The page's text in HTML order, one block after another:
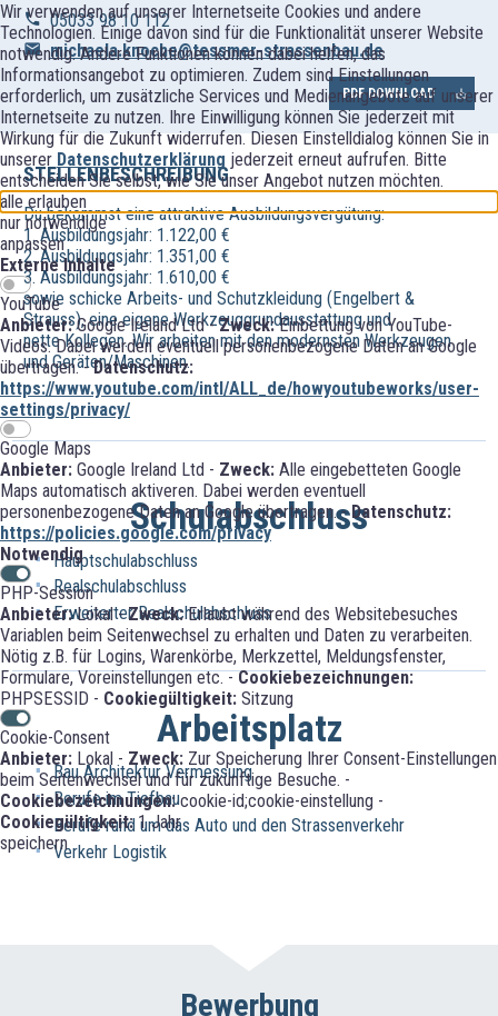
Wir verwenden auf unserer Internetseite Cookies und andere
Technologien. Einige davon sind für die Funktionalität unserer Website
notwendig. Andere Funktionen können dabei helfen, das
Informationsangebot zu optimieren. Zudem sind Einstellungen
erforderlich, um zusätzliche Services und Medienangebote auf unserer
Internetseite zu nutzen. Ihre Einwilligung können Sie jederzeit mit
Wirkung für die Zukunft widerrufen. Diesen Einstelldialog können Sie in
unserer Datenschutzerklärung jederzeit erneut aufrufen. Bitte
entscheiden Sie selbst, wie Sie unser Angebot nutzen möchten.
alle erlauben
nur notwendige
anpassen
Externe Inhalte
YouTube
Anbieter:Google Ireland Ltd -Zweck:Einbettung von YouTube-
Videos. Dabei werden eventuell personenbezogene Daten an Google
übertragen. -Datenschutz:
https://www.youtube.com/intl/ALL_de/howyoutubeworks/user-
settings/privacy/
Google Maps
Anbieter: Google Ireland Ltd - Zweck: Alle eingebetteten Google
Maps automatisch aktiveren. Dabei werden eventuell
personenbezogene Daten an Google übertragen. - Datenschutz:
https://policies.google.com/privacy
Notwendig
PHP-Session
Anbieter:Lokal -Zweck:Erlaubt während des Websitebesuches
Variablen beim Seitenwechsel zu erhalten und Daten zu verarbeiten.
Nötig z.B. für Logins, Warenkörbe, Merkzettel, Meldungsfenster,
Formulare, Voreinstellungen etc. -Cookiebezeichnungen:
PHPSESSID - Cookiegültigkeit: Sitzung
Cookie-Consent
Anbieter: Lokal - Zweck: Zur Speicherung Ihrer Consent-Einstellungen
beim Seitenwechsel und für zukünftige Besuche. -
Cookiebezeichnungen:cookie-id;cookie-einstellung -
Cookiegültigkeit:1 Jahr
speichern
05033 98 10 112
michaela.knoche@tessmer-strassenbau.de
PDF DOWNLOAD
STELLENBESCHREIBUNG
Du bekommst eine attraktive Ausbildungsvergütung:
1. Ausbildungsjahr: 1.122,00 €
2. Ausbildungsjahr: 1.351,00 €
3. Ausbildungsjahr: 1.610,00 €
sowie schicke Arbeits- und Schutzkleidung (Engelbert &
Strauss), eine eigene Werkzeuggrundausstattung und
nette Kollegen. Wir arbeiten mit den modernsten Werkzeugen
und Geräten/Maschinen.
Schulabschluss
Hauptschulabschluss
Realschulabschluss
Erweiterter Realschulabschluss
Arbeitsplatz
Bau Architektur Vermessung
Berufe im Tiefbau
Berufe rund um das Auto und den Strassenverkehr
Verkehr Logistik
Bewerbung